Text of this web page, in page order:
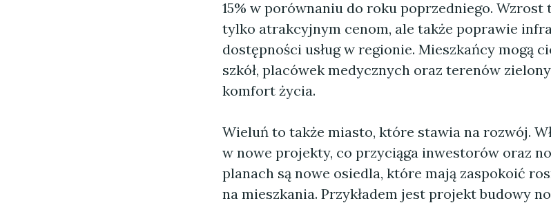
15% w porównaniu do roku poprzedniego. Wzrost
tylko atrakcyjnym cenom, ale także poprawie
dostępności usług w regionie. Mieszkańcy mogą
szkół, placówek medycznych oraz terenów
komfort życia.
Wieluń to także miasto, które stawia na rozwój.
w nowe projekty, co przyciąga inwestorów oraz
planach są nowe osiedla, które mają zaspokoić
na mieszkania. Przykładem jest projekt budowy